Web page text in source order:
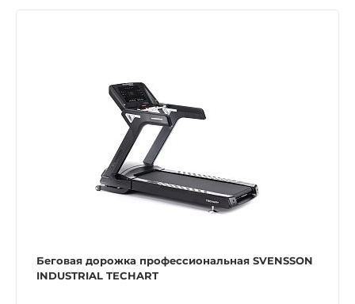
Беговая дорожка профессиональная SVENSSON
INDUSTRIAL TECHART